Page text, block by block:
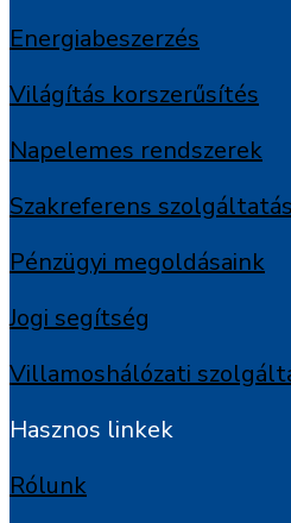
Energiabeszerzés
Világítás korszerűsítés
Napelemes rendszerek
Szakreferens szolgáltatás
Pénzügyi megoldásaink
Jogi segítség
Villamoshálózati
Hasznos linkek
Rólunk